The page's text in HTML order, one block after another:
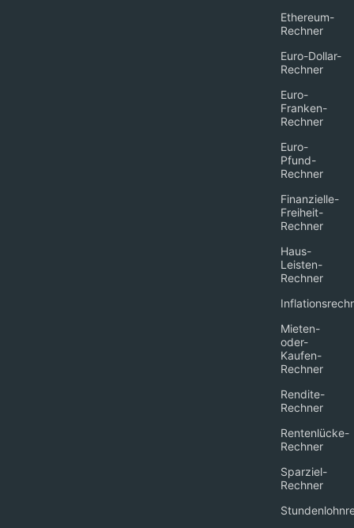
Ethereum-
Rechner
Euro-Dollar-
Rechner
Euro-
Franken-
Rechner
Euro-
Pfund-
Rechner
Finanzielle-
Freiheit-
Rechner
Haus-
Leisten-
Rechner
Mieten-
oder-
Kaufen-
Rechner
Rendite-
Rechner
Rentenlücke-
Rechner
Sparziel-
Rechner